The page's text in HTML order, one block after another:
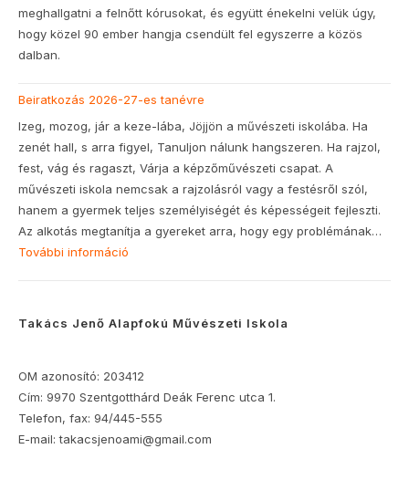
meghallgatni a felnőtt kórusokat, és együtt énekelni velük úgy,
hogy közel 90 ember hangja csendült fel egyszerre a közös
dalban.
Beiratkozás 2026-27-es tanévre
Izeg, mozog, jár a keze-lába, Jöjjön a művészeti iskolába. Ha
zenét hall, s arra figyel, Tanuljon nálunk hangszeren. Ha rajzol,
fest, vág és ragaszt, Várja a képzőművészeti csapat. A
művészeti iskola nemcsak a rajzolásról vagy a festésről szól,
hanem a gyermek teljes személyiségét és képességeit fejleszti.
Az alkotás megtanítja a gyereket arra, hogy egy problémának…
További információ
27-
Takács Jenő Alapfokú Művészeti Iskola
OM azonosító: 203412
Cím: 9970 Szentgotthárd Deák Ferenc utca 1.
Telefon, fax: 94/445-555
E-mail: takacsjenoami@gmail.com